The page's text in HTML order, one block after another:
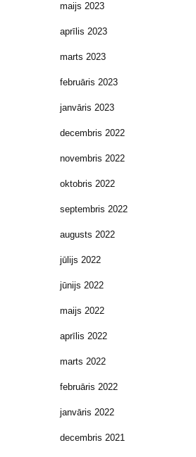
maijs 2023
aprīlis 2023
marts 2023
februāris 2023
janvāris 2023
decembris 2022
novembris 2022
oktobris 2022
septembris 2022
augusts 2022
jūlijs 2022
jūnijs 2022
maijs 2022
aprīlis 2022
marts 2022
februāris 2022
janvāris 2022
decembris 2021